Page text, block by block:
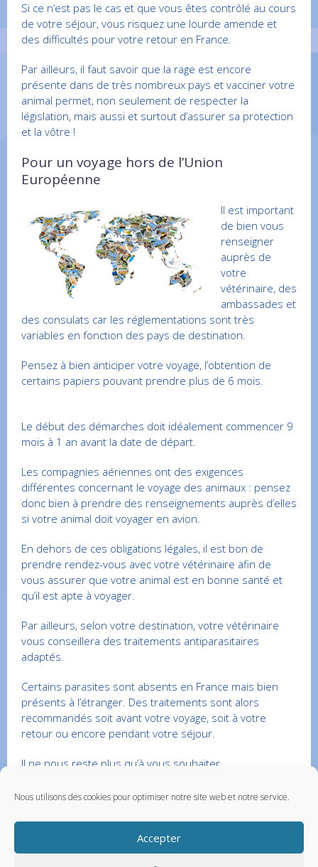
Nous utilisons des cookies pour optimiser notre site web et notre service.
Accepter
Si ce n’est pas le cas et que vous êtes contrôlé au cours
de votre séjour, vous risquez une lourde amende et
des difficultés pour votre retour en France.
Par ailleurs, il faut savoir que la rage est encore
présente dans de très nombreux pays et vacciner votre
animal permet, non seulement de respecter la
législation, mais aussi et surtout d’assurer sa protection
et la vôtre !
Pour un voyage hors de l’Union
Européenne
Il est important
de bien vous
renseigner
auprès de
votre
vétérinaire, des
ambassades et
des consulats car les réglementations sont très
variables en fonction des pays de destination.
Pensez à bien anticiper votre voyage, l’obtention de
certains papiers pouvant prendre plus de 6 mois.
Le début des démarches doit idéalement commencer 9
mois à 1 an avant la date de départ.
Les compagnies aériennes ont des exigences
différentes concernant le voyage des animaux : pensez
donc bien à prendre des renseignements auprès d’elles
si votre animal doit voyager en avion.
En dehors de ces obligations légales, il est bon de
prendre rendez-vous avec votre vétérinaire afin de
vous assurer que votre animal est en bonne santé et
qu’il est apte à voyager.
Par ailleurs, selon votre destination, votre vétérinaire
vous conseillera des traitements antiparasitaires
adaptés.
Certains parasites sont absents en France mais bien
présents à l’étranger. Des traitements sont alors
recommandés soit avant votre voyage, soit à votre
retour ou encore pendant votre séjour.
Il ne nous reste plus qu’à vous souhaiter…